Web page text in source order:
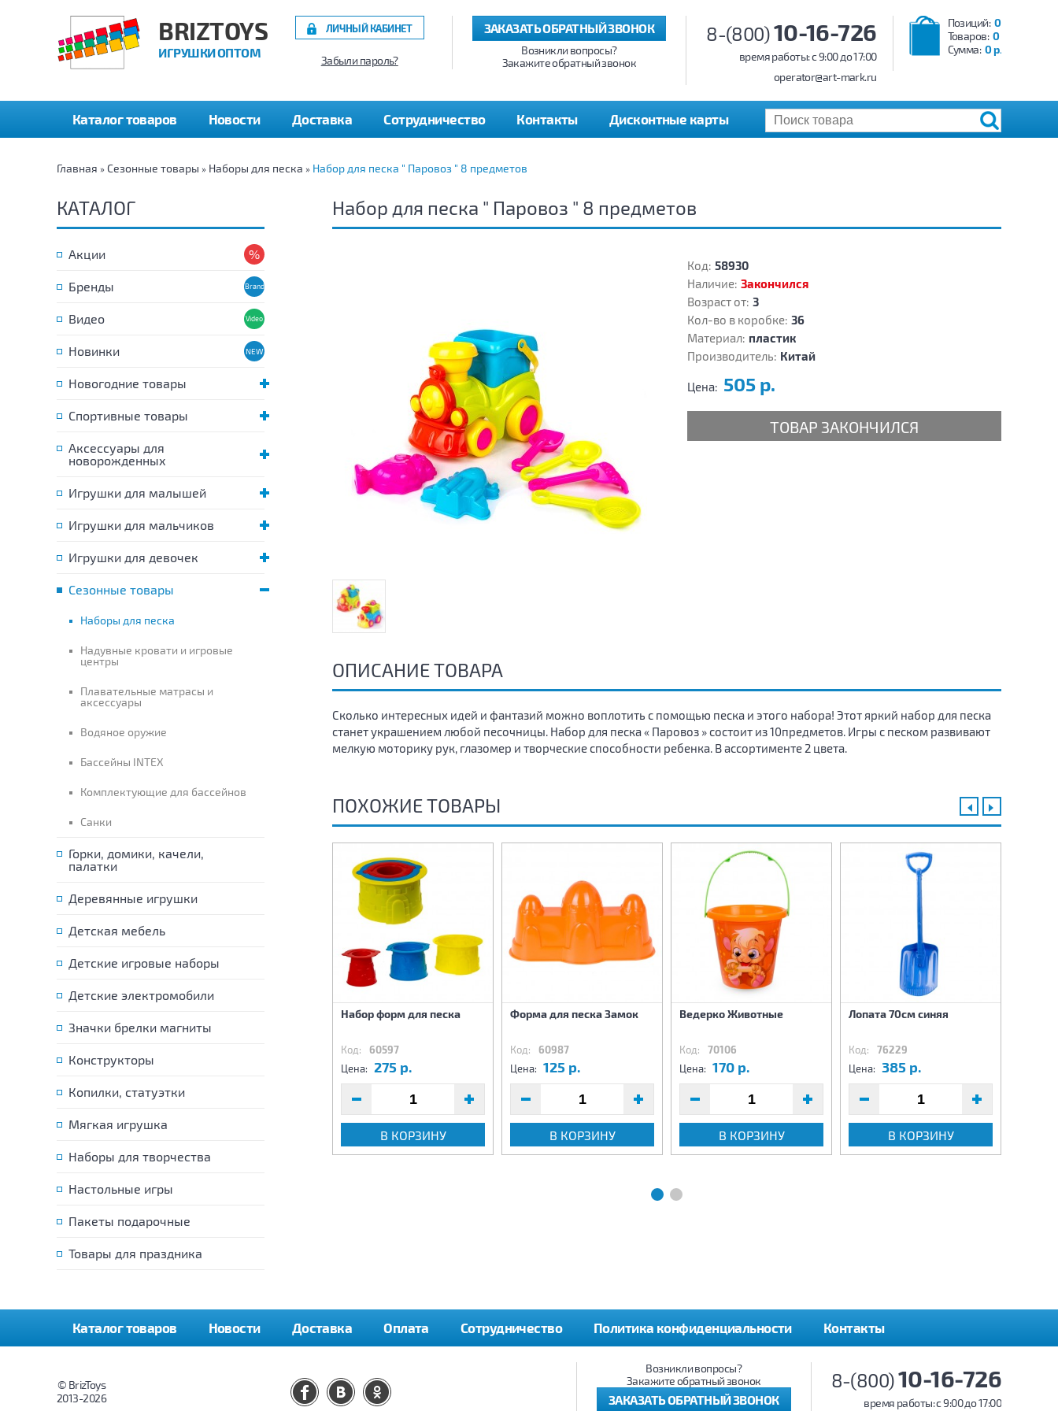
BRIZTOYS
ИГРУШКИ ОПТОМ
Позиций: 0
Товаров: 0
Сумма: 0 р.
8-(800)10-16-726
время работы: c 9:00 до 17:00
operator@art-mark.ru
ЗАКАЗАТЬ ОБРАТНЫЙ ЗВОНОК
Возникли вопросы?
Закажите обратный звонок
ЛИЧНЫЙ КАБИНЕТ
Забыли пароль?
Каталог товаров Новости Доставка Сотрудничество Контакты Дисконтные карты
Главная » Сезонные товары » Наборы для песка » Набор для песка " Паровоз " 8 предметов
КАТАЛОГ
Акции
Бренды
Видео
Новинки
Новогодние товары
Спортивные товары
Аксессуары для
новорожденных
Игрушки для малышей
Игрушки для мальчиков
Игрушки для девочек
Сезонные товары
Наборы для песка
Надувные кровати и игровые
центры
Плавательные матрасы и
аксессуары
Водяное оружие
Бассейны INTEX
Комплектующие для бассейнов
Санки
Горки, домики, качели,
палатки
Деревянные игрушки
Детская мебель
Детские игровые наборы
Детские электромобили
Значки брелки магниты
Конструкторы
Копилки, статуэтки
Мягкая игрушка
Наборы для творчества
Настольные игры
Пакеты подарочные
Товары для праздника
Набор для песка " Паровоз " 8 предметов
Код: 58930
Наличие: Закончился
Возраст от: 3
Кол-во в коробке: 36
Материал: пластик
Производитель: Китай
Цена: 505 р.
ТОВАР ЗАКОНЧИЛСЯ
ОПИСАНИЕ ТОВАРА
Сколько интересных идей и фантазий можно воплотить с помощью песка и этого набора! Этот яркий набор для песка
станет украшением любой песочницы. Набор для песка « Паровоз » состоит из 10предметов. Игры с песком развивают
мелкую моторику рук, глазомер и творческие способности ребенка. В ассортименте 2 цвета.
ПОХОЖИЕ ТОВАРЫ
385 р.
Набор форм для песка
Код: 60597
Цена: 275 р.
В КОРЗИНУ
Форма для песка Замок
Код: 60987
Цена: 125 р.
В КОРЗИНУ
Ведерко Животные
Код: 70106
Цена: 170 р.
В КОРЗИНУ
Лопата 70см синяя
Код: 76229
Цена: 385 р.
В КОРЗИНУ
Каталог товаров Новости Доставка Оплата Сотрудничество Политика конфиденциальности Контакты
8-(800)10-16-726
время работы: c 9:00 до 17:00
Возникли вопросы?
Закажите обратный звонок
ЗАКАЗАТЬ ОБРАТНЫЙ ЗВОНОК
© BrizToys
2013-2026